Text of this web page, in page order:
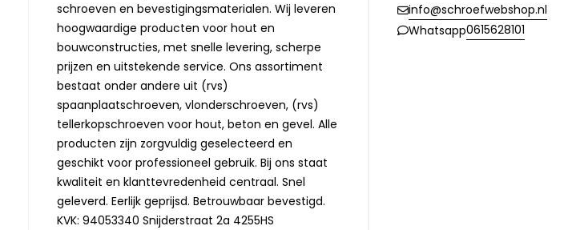
schroeven en bevestigingsmaterialen. Wij leveren
hoogwaardige producten voor hout en
bouwconstructies, met snelle levering, scherpe
prijzen en uitstekende service. Ons assortiment
bestaat onder andere uit (rvs)
spaanplaatschroeven, vlonderschroeven, (rvs)
tellerkopschroeven voor hout, beton en gevel. Alle
producten zijn zorgvuldig geselecteerd en
geschikt voor professioneel gebruik. Bij ons staat
kwaliteit en klanttevredenheid centraal. Snel
geleverd. Eerlijk geprijsd. Betrouwbaar bevestigd.
KVK: 94053340 Snijderstraat 2a 4255HS
info@schroefwebshop.nl
Whatsapp0615628101